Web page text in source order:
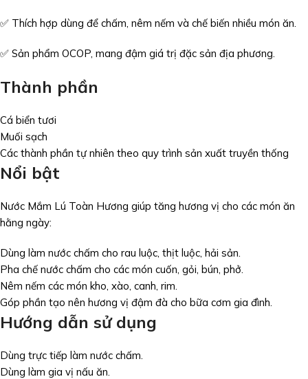
✅ Thích hợp dùng để chấm, nêm nếm và chế biến nhiều món ăn.
✅ Sản phẩm OCOP, mang đậm giá trị đặc sản địa phương.
Thành phần
Cá biển tươi
Muối sạch
Các thành phần tự nhiên theo quy trình sản xuất truyền thống
Nổi bật
Nước Mắm Lú Toàn Hương giúp tăng hương vị cho các món ăn
hằng ngày:
Dùng làm nước chấm cho rau luộc, thịt luộc, hải sản.
Pha chế nước chấm cho các món cuốn, gỏi, bún, phở.
Nêm nếm các món kho, xào, canh, rim.
Góp phần tạo nên hương vị đậm đà cho bữa cơm gia đình.
Hướng dẫn sử dụng
Dùng trực tiếp làm nước chấm.
Dùng làm gia vị nấu ăn.